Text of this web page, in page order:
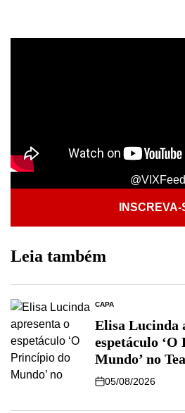
@VIXFeed
INSCREVA-
Leia também
CAPA
Elisa Lucinda
espetáculo
Mundo’ no
05/08/2026